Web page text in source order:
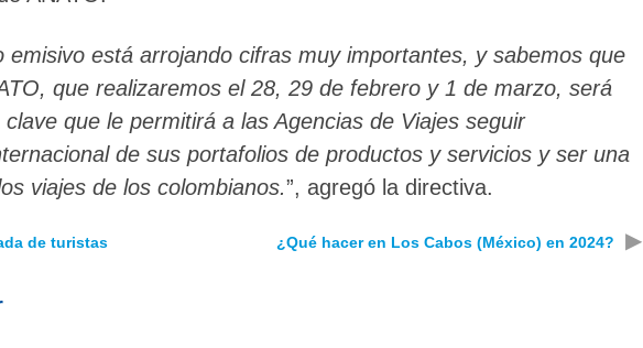
emisivo está arrojando cifras muy importantes, y sabemos que
que realizaremos el 28, 29 de febrero y 1 de marzo, será
que le permitirá a las Agencias de Viajes seguir
de sus portafolios de productos y servicios y ser una
viajes de los colombianos.”, agregó la directiva.
de turistas
¿Qué hacer en Los Cabos (México) en 2024? ▶